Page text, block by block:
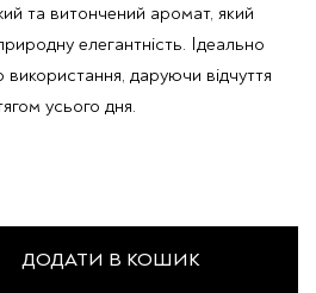
та витончений аромат, який
елегантність. Ідеально
даруючи відчуття
усього дня.
ДОДАТИ В КОШИК